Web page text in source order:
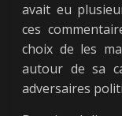
avait eu
ces
choix de les
autour de sa
adversaires